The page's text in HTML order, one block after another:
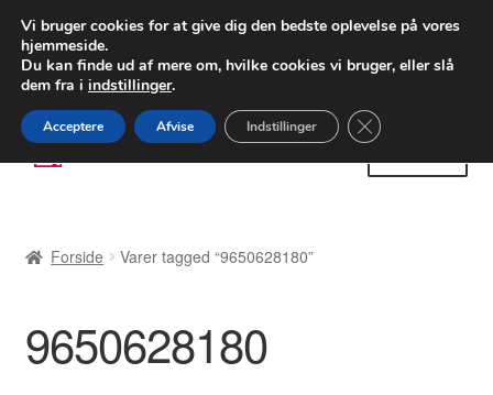
LEVERING fra 55 kr.
FEDEX verdensomspændende forsendelse
80 82 72 02
Spring
til
Spring
til
Betalinger
Kasse
Forside Varer tagged “9650628180”
9650628180
Vi bruger cookies for at give dig den bedste oplevelse på vores
hjemmeside.
Du kan finde ud af mere om, hvilke cookies vi bruger, eller slå
dem fra i indstillinger.
Acceptere Afvise Indstillinger Close GDPR